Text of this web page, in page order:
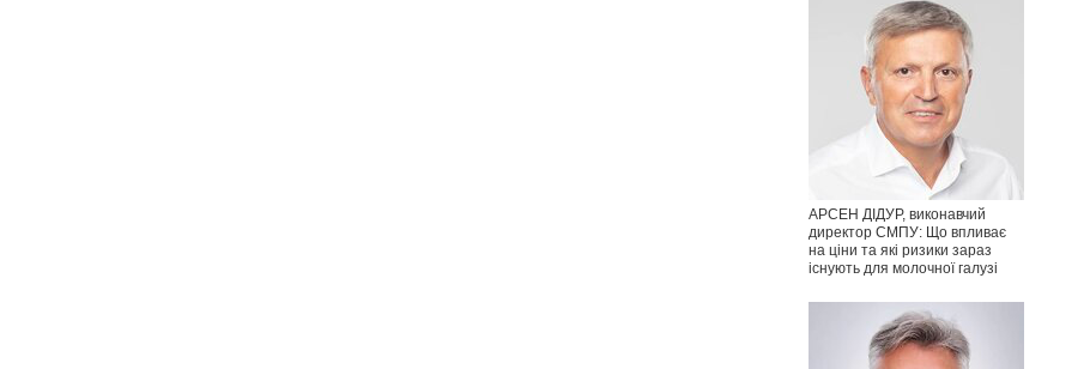
АРСЕН ДІДУР, виконавчий
директор СМПУ: Що впливає
на ціни та які ризики зараз
існують для молочної галузі